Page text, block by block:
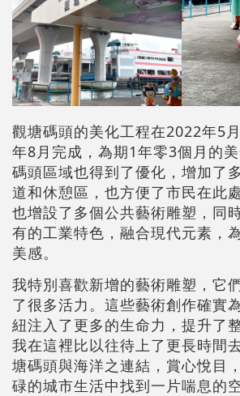
觀塘碼頭的美化工程在2022年5
年8月完成，為期1年零3個月的
碼頭區域也得到了優化，增加了
道和休憩區，也方便了市民在此
也增設了多個公共藝術雕塑，同
有的工業特色，融合現代元素，
美感。
我特別喜歡新增的藝術雕塑，它
了很多活力。這些藝術創作確實
紐注入了更多的生命力，提升了
我在這裡比以往待上了更長時間
塘碼頭與海洋之連結，賞心悅目
碌的城市生活中找到一片喘息的空